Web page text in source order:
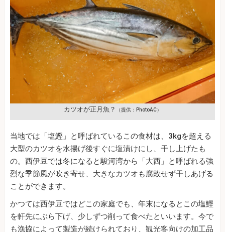
カツオが正月魚？ （提供：PhotoAC）
当地では「塩鰹」と呼ばれているこの食材は、3kgを超える
大型のカツオを水揚げ後すぐに塩漬けにし、干し上げたも
の。西伊豆では冬になると駿河湾から「大西」と呼ばれる強
烈な季節風が吹き寄せ、大きなカツオも腐敗せず干しあげる
ことができます。
かつては西伊豆ではどこの家庭でも、年末になるとこの塩鰹
を軒先にぶら下げ、少しずつ削って食べたといいます。今で
も漁協によって製造が続けられており、観光客向けの加工品